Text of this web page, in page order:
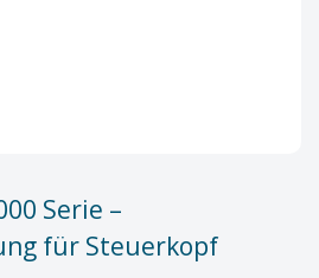
Serie –
für Steuerkopf